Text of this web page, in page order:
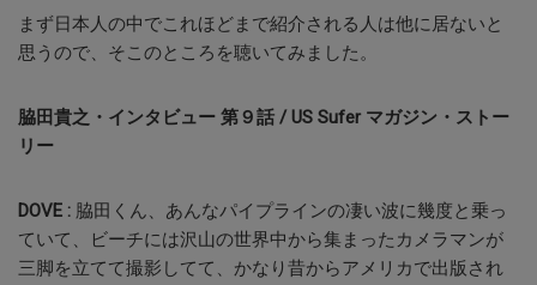
まず日本人の中でこれほどまで紹介される人は他に居ないと
思うので、そこのところを聴いてみました。
脇田貴之・インタビュー 第９話 / US Sufer マガジン・ストー
リー
DOVE : 脇田くん、あんなパイプラインの凄い波に幾度と乗っ
ていて、ビーチには沢山の世界中から集まったカメラマンが
三脚を立てて撮影してて、かなり昔からアメリカで出版され